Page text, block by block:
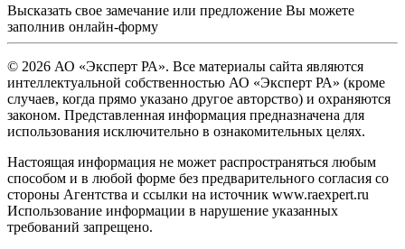
Высказать свое замечание или предложение Вы можете
заполнив онлайн-форму
© 2026 АО «Эксперт РА». Все материалы сайта являются
интеллектуальной собственностью АО «Эксперт РА» (кроме
случаев, когда прямо указано другое авторство) и охраняются
законом. Представленная информация предназначена для
использования исключительно в ознакомительных целях.
Настоящая информация не может распространяться любым
способом и в любой форме без предварительного согласия со
стороны Агентства и ссылки на источник www.raexpert.ru
Использование информации в нарушение указанных
требований запрещено.